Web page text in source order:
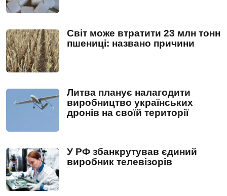
Світ може втратити 23 млн тонн
пшениці: названо причини
Литва планує налагодити
виробництво українських
дронів на своїй території
У РФ збанкрутував єдиний
виробник телевізорів